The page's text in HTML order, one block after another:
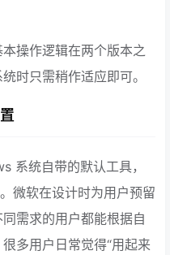
操作逻辑在两个版本之
时只需稍作适应即可。
系统自带的默认工具，
微软在设计时为用户预留
需求的用户都能根据自
多用户日常觉得“用起来